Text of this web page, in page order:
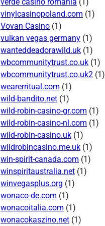
vinylcasinopoland.com (1)
Vovan Casino (1)
vulkan vegas germany (1)
wanteddeadorawild.uk (1)
wbcommunitytrust.co.uk (1)
wbcommunitytrust.co.uk2 (1)
wearerritual.com (1)
wild-bandito.net (1)
wild-robin-casino-gr.com (1)
wild-robin-casino-nl.com (1)
wild-robin-casino.uk (1)
wildrobincasino.me.uk (1)
win-spirit-canada.com (1)
winspiritaustralia.net (1)
winvegasplus.org (1)
wonaco-de.com (1)
wonacoitalia.com (1)
wonacokaszino.net (1)